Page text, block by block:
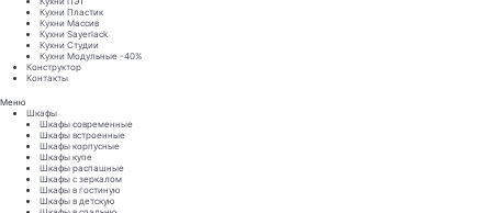
Кухни Пластик
Кухни Массив
Кухни Sayerlack
Кухни Студии
Кухни Модульные -40%
Конструктор
Контакты
Меню
Шкафы
Шкафы современные
Шкафы встроенные
Шкафы корпусные
Шкафы купе
Шкафы распашные
Шкафы с зеркалом
Шкафы в гостиную
Шкафы в детскую